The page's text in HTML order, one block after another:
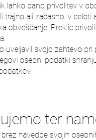
lahko dano privolitev v
ali začasno, v
obveščanje. Preklic
uveljavil svojo zahtevo
osebni podatki
ter
navedbe svojih